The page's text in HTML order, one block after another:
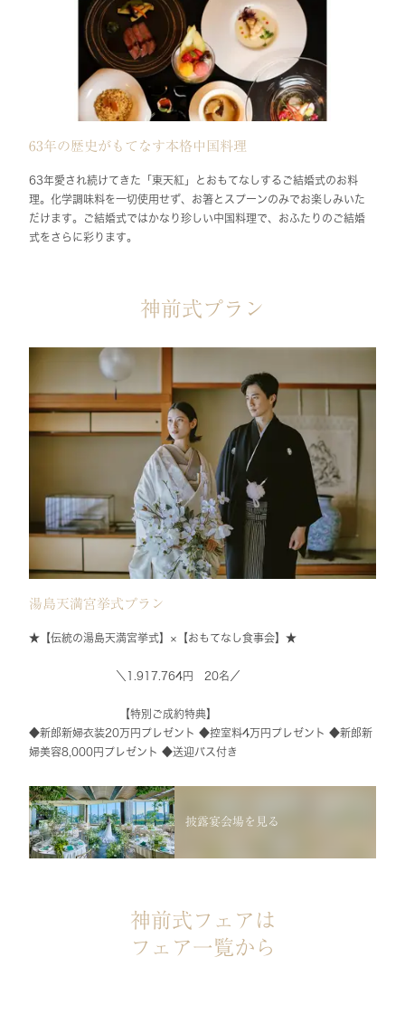
63年の歴史がもてなす本格中国料理
63年愛され続けてきた「東天紅」とおもてなしするご結婚式のお料
理。化学調味料を一切使用せず、お箸とスプーンのみでお楽しみいた
だけます。ご結婚式ではかなり珍しい中国料理で、おふたりのご結婚
式をさらに彩ります。
神前式プラン
湯島天満宮挙式プラン
★【伝統の湯島天満宮挙式】×【おもてなし食事会】★
＼1.917.764円 20名／
【特別ご成約特典】
◆新郎新婦衣装20万円プレゼント ◆控室料4万円プレゼント ◆新郎新
婦美容8,000円プレゼント ◆送迎バス付き
披露宴会場を見る
神前式フェアは
フェア一覧から